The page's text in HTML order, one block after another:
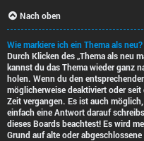
Nach oben
Wie markiere ich ein Thema als neu?
Durch Klicken des „Thema als neu
kannst du das Thema wieder ganz
holen. Wenn du den
möglicherweise deaktiviert oder
Zeit vergangen. Es ist auch
einfach eine Antwort darauf
dieses Boards beachtest! Es wird
Grund auf alte oder